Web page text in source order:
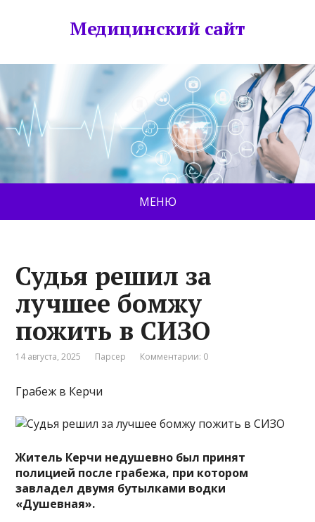
Медицинский сайт
МЕНЮ
Судья решил за
лучшее бомжу
пожить в СИЗО
14 августа, 2025 Парсер Комментарии: 0
Грабеж в Керчи
Житель Керчи недушевно был принят
полицией после грабежа, при котором
завладел двумя бутылками водки
«Душевная».